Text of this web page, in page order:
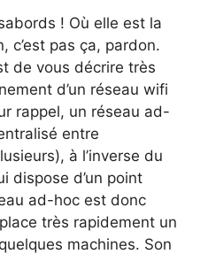
! Où elle est la
c’est pas ça, pardon.
de vous décrire très
d’un réseau wifi
rappel, un réseau ad-
entre
à l’inverse du
dispose d’un point
ad-hoc est donc
très rapidement un
machines. Son